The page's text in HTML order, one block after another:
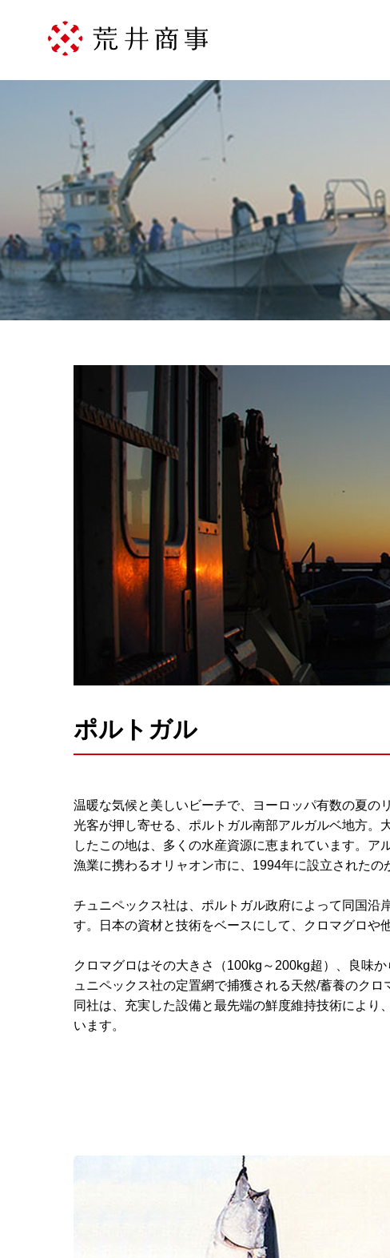
ポルトガル
温暖な気候と美しいビーチで、ヨーロッパ有数の夏の
光客が押し寄せる、ポルトガル南部アルガルベ地方。
したこの地は、多くの水産資源に恵まれています。ア
漁業に携わるオリャオン市に、1994年に設立されたの
チュニペックス社は、ポルトガル政府によって同国沿
す。日本の資材と技術をベースにして、クロマグロや
クロマグロはその大きさ（100kg～200kg超）、良味
ュニペックス社の定置網で捕獲される天然/蓄養のクロ
同社は、充実した設備と最先端の鮮度維持技術により
います。